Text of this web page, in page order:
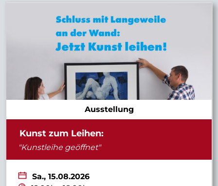
Ausstellung
Kunst zum Leihen:
"Kunstleihe geöffnet"
Sa.,15.08.2026